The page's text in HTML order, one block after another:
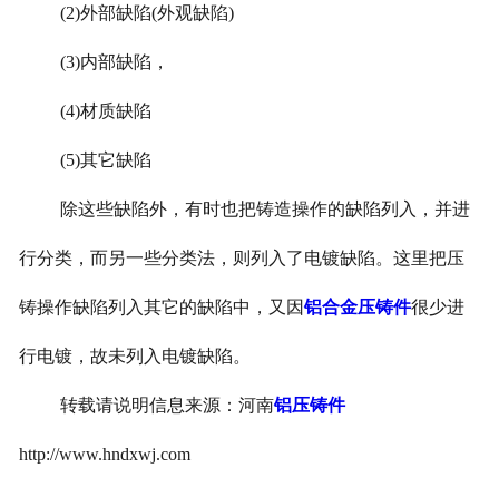
(2)外部缺陷(外观缺陷)
(3)内部缺陷，
(4)材质缺陷
(5)其它缺陷
除这些缺陷外，有时也把铸造操作的缺陷列入，并进
行分类，而另一些分类法，则列入了电镀缺陷。这里把压
铸操作缺陷列入其它的缺陷中，又因铝合金压铸件很少进
行电镀，故未列入电镀缺陷。
转载请说明信息来源：河南铝压铸件
http://www.hndxwj.com